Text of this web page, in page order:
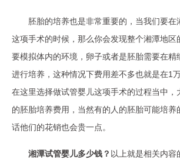
胚胎的培养也是非常重要的，当我们要在
这项手术的时候，那么你会发现整个湘潭地区
要模拟体内的环境，卵子或者是胚胎需要在精
进行培养，这种情况下费用差不多也就是在1
在这里选择做试管婴儿这项手术的过程当中，
的胚胎培养费用，当然有的人的胚胎可能培养
话他们的花销也会贵一点。
湘潭试管婴儿多少钱？ 以上就是相关内容